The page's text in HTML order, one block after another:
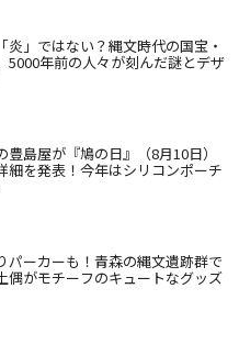
炎」ではない？縄文時代の国宝・
5000年前の人々が刻んだ謎とデザ
豊島屋が『鳩の日』（8月10日）
細を発表！今年はシリコンポーチ
パーカーも！青森の縄文遺跡群で
偶がモチーフのキュートなグッズ